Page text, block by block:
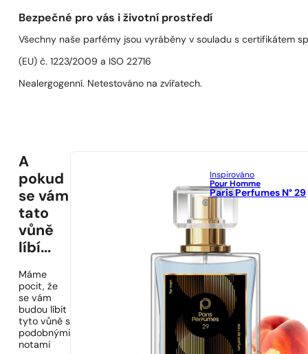
Bezpečné pro vás i životní prostředí
Všechny naše parfémy jsou vyráběny v souladu s certifikátem
(EU) č. 1223/2009 a ISO 22716
Nealergogenní. Netestováno na zvířatech.
A
pokud
se vám
tato
vůně
líbí...
Máme
pocit, že
se vám
budou líbit
tyto vůně s
podobnými
notami
Inspirováno
Pour Homme
Paris Perfumes N° 29